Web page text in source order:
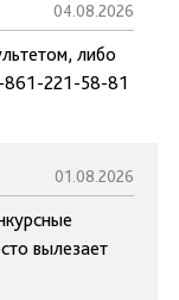
04.08.2026
либо
861-221-58-81
01.08.2026
вылезает